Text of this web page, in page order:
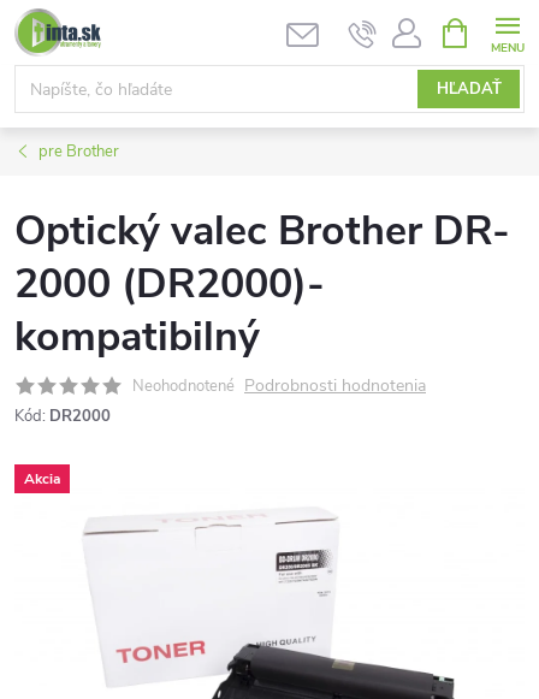
Prejsť
na
obsah
HĽADAŤ
KOŠÍK
pre Brother
Optický valec Brother DR-
2000 (DR2000)-
kompatibilný
Neohodnotené Podrobnosti hodnotenia
Kód: DR2000
Akcia